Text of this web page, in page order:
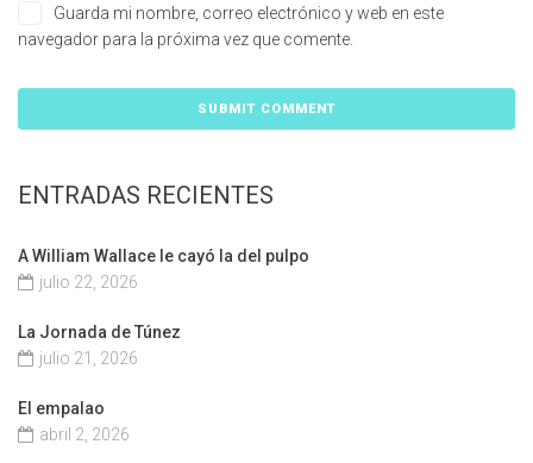
Guarda mi nombre, correo electrónico y web en este
navegador para la próxima vez que comente.
ENTRADAS RECIENTES
A William Wallace le cayó la del pulpo
julio 22, 2026
La Jornada de Túnez
julio 21, 2026
El empalao
abril 2, 2026